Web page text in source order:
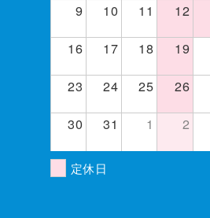
9 10 11 12
16
17 18 19
23
24 25 26
30
31 1 2
定休日